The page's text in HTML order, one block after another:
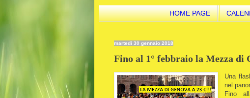
HOME PAGE
martedì 30 gennaio 2018
Fino al 1° febbraio la Mezza di
Una
nel
Fino